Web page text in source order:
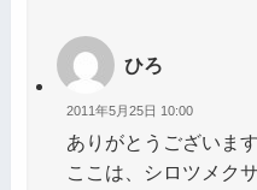
ひろ
2011年5月25日 10:00
ありがとうございま
ここは、シロツメク